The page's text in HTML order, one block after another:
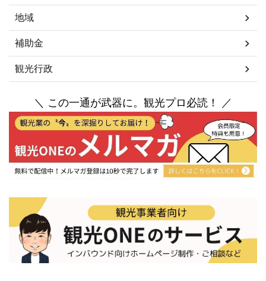
地域
補助金
観光行政
＼ この一通が武器に。観光プロ必読！ ／